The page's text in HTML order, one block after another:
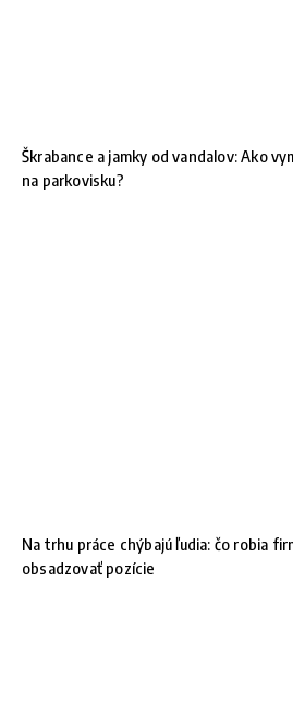
Škrabance a jamky od vandalov: Ako
na parkovisku?
Na trhu práce chýbajú ľudia: čo robia
obsadzovať pozície